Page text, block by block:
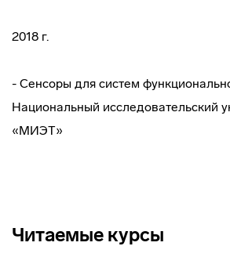
2018 г.
- Сенсоры для систем
Национальный исследовательский
«МИЭТ»
Читаемые курсы